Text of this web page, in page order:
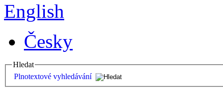
English
Česky
Hledat
Plnotextové vyhledávání